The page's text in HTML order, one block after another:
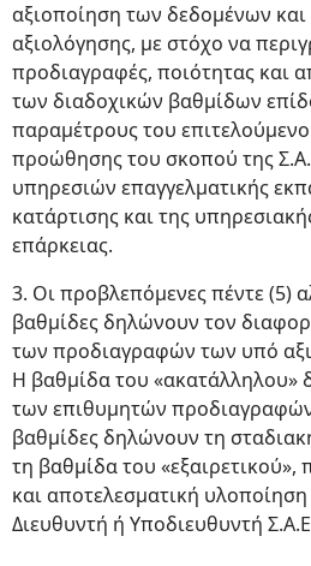
αξιοποίηση των δεδομένων και
αξιολόγησης, με στόχο να
προδιαγραφές, ποιότητας και
των διαδοχικών βαθμίδων
παραμέτρους του
προώθησης του σκοπού της
υπηρεσιών επαγγελματικής
κατάρτισης και της
επάρκειας.
3. Οι προβλεπόμενες πέντε (5)
βαθμίδες δηλώνουν τον
των προδιαγραφών των υπό
Η βαθμίδα του «ακατάλληλου»
των επιθυμητών προδιαγραφών
βαθμίδες δηλώνουν τη
τη βαθμίδα του «εξαιρετικού»,
και αποτελεσματική
Διευθυντή ή Υποδιευθυντή